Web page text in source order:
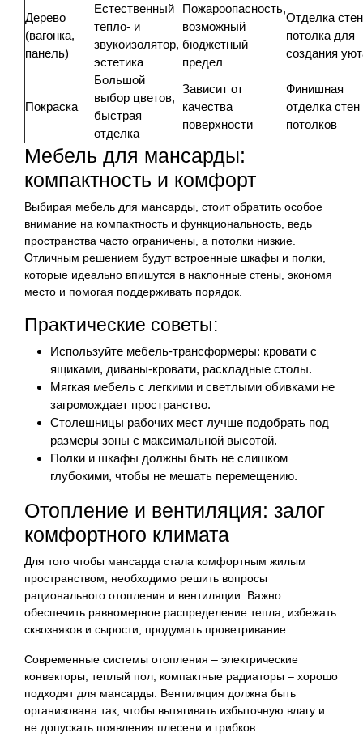
Дерево
(вагонка,
панель)
Естественный
тепло- и
звукоизолятор,
эстетика
Пожароопасность,
возможный
бюджетный
предел
Отделка
потолка для
создания
Покраска
Большой
выбор цветов,
быстрая
отделка
Зависит от
качества
поверхности
Финишная
отделка стен
потолков
Мебель для мансарды:
компактность и комфорт
Выбирая мебель для мансарды, стоит обратить особое
внимание на компактность и функциональность, ведь
пространства часто ограничены, а потолки низкие.
Отличным решением будут встроенные шкафы и полки,
которые идеально впишутся в наклонные стены, экономя
место и помогая поддерживать порядок.
Практические советы:
Используйте мебель-трансформеры: кровати с
ящиками, диваны-кровати, раскладные столы.
Мягкая мебель с легкими и светлыми обивками не
загромождает пространство.
Столешницы рабочих мест лучше подобрать под
размеры зоны с максимальной высотой.
Полки и шкафы должны быть не слишком
глубокими, чтобы не мешать перемещению.
Отопление и вентиляция: залог
комфортного климата
Для того чтобы мансарда стала комфортным жилым
пространством, необходимо решить вопросы
рационального отопления и вентиляции. Важно
обеспечить равномерное распределение тепла, избежать
сквозняков и сырости, продумать проветривание.
Современные системы отопления – электрические
конвекторы, теплый пол, компактные радиаторы – хорошо
подходят для мансарды. Вентиляция должна быть
организована так, чтобы вытягивать избыточную влагу и
не допускать появления плесени и грибков.